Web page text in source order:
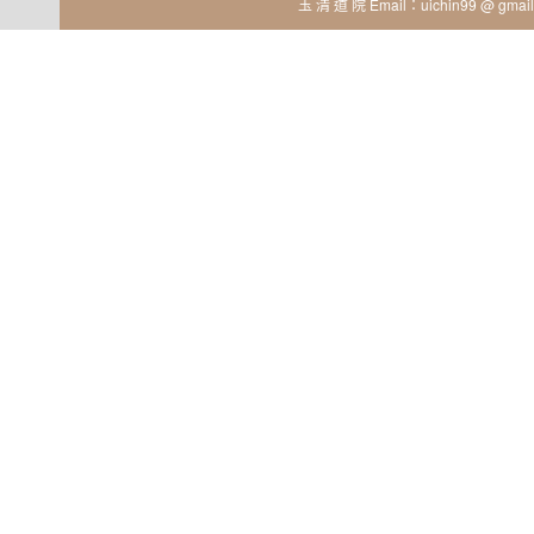
玉 清 道 院 Email：uichin99 @